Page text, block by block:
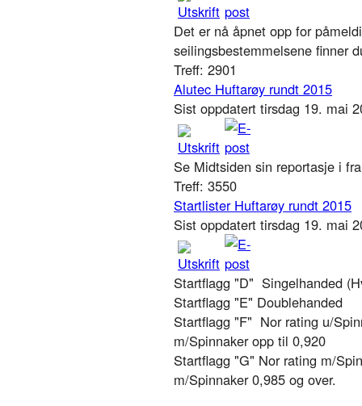
Det er nå åpnet opp for
seilingsbestemmelsene finner
Treff: 2901
Alutec Huftarøy rundt 2015
Sist oppdatert tirsdag 19. mai
Se Midtsiden sin reportasje i
Treff: 3550
Startlister Huftarøy rundt 2015
Sist oppdatert tirsdag 19. mai
Startflagg "D" Singelhanded
Startflagg "E" Doublehanded
Startflagg "F" Nor rating u/
m/Spinnaker opp til 0,920
Startflagg "G" Nor rating m/
m/Spinnaker 0,985 og over.